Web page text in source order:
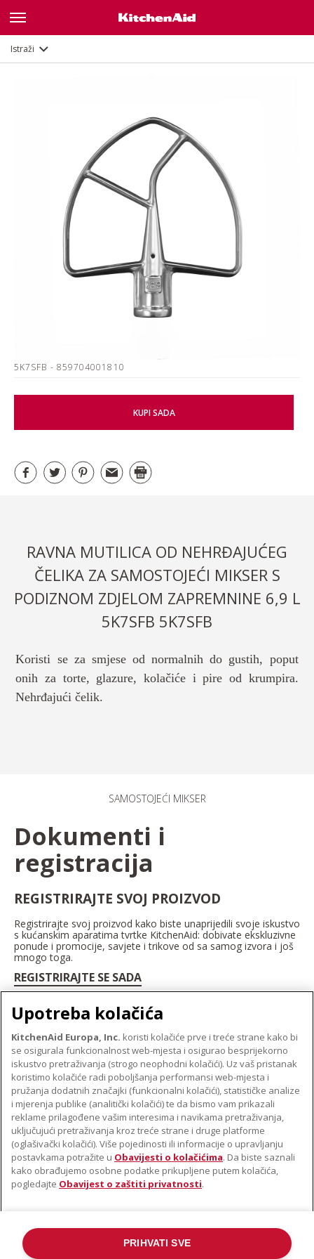
Istraži
5K7SFB - 859704001810
KUPI SADA
RAVNA MUTILICA OD NEHRĐAJUĆEG
ČELIKA ZA SAMOSTOJEĆI MIKSER S
PODIZNOM ZDJELOM ZAPREMNINE 6,9 L
5K7SFB 5K7SFB
Koristi se za smjese od normalnih do gustih, poput
onih za torte, glazure, kolačiće i pire od krumpira.
Nehrđajući čelik.
SAMOSTOJEĆI MIKSER
Dokumenti i
registracija
REGISTRIRAJTE SVOJ PROIZVOD
Registrirajte svoj proizvod kako biste unaprijedili svoje iskustvo
s kućanskim aparatima tvrtke KitchenAid: dobivate ekskluzivne
ponude i promocije, savjete i trikove od sa samog izvora i još
mnogo toga.
REGISTRIRAJTE SE SADA
O TVRTKI KITCHENAID
Robna marka
Povijest
ODR
PODRŠKA
Pronađi trgovinu
Jamstvo i dokumenti
PRATITE NAS
Upotreba kolačića
KitchenAid Europa, Inc. koristi kolačiće prve i treće strane kako bi
se osigurala funkcionalnost web-mjesta i osigurao besprijekorno
iskustvo pretraživanja (strogo neophodni kolačići). Uz vaš pristanak
koristimo kolačiće radi poboljšanja performansi web-mjesta i
pružanja dodatnih značajki (funkcionalni kolačići), statističke analize
i mjerenja publike (analitički kolačići) te da bismo vam prikazali
reklame prilagođene vašim interesima i navikama pretraživanja,
uključujući pretraživanja kroz treće strane i druge platforme
(oglašivački kolačići). Više pojedinosti ili informacije o upravljanju
postavkama potražite u Obavijesti o kolačićima. Da biste saznali
kako obrađujemo osobne podatke prikupljene putem kolačića,
pogledajte Obavijest o zaštiti privatnosti.
PRIHVATI SVE